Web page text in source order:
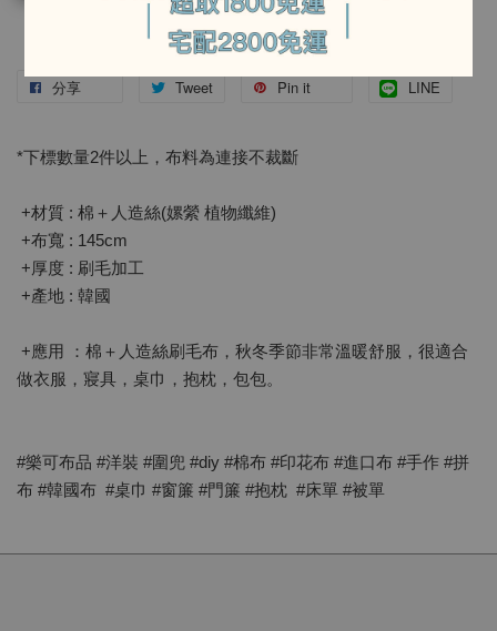
分享 Tweet Pin it LINE
*下標數量2件以上，布料為連接不裁斷
+材質 : 棉＋人造絲(嫘縈 植物纖維)
+布寬 : 145cm
+厚度 : 刷毛加工
+產地 : 韓國
+應用 ：棉＋人造絲刷毛布，秋冬季節非常溫暖舒服，很適合
做衣服，寢具，桌巾，抱枕，包包。
#樂可布品 #洋裝 #圍兜 #diy #棉布 #印花布 #進口布 #手作 #拼
布 #韓國布 #桌巾 #窗簾 #門簾 #抱枕 #床單 #被單